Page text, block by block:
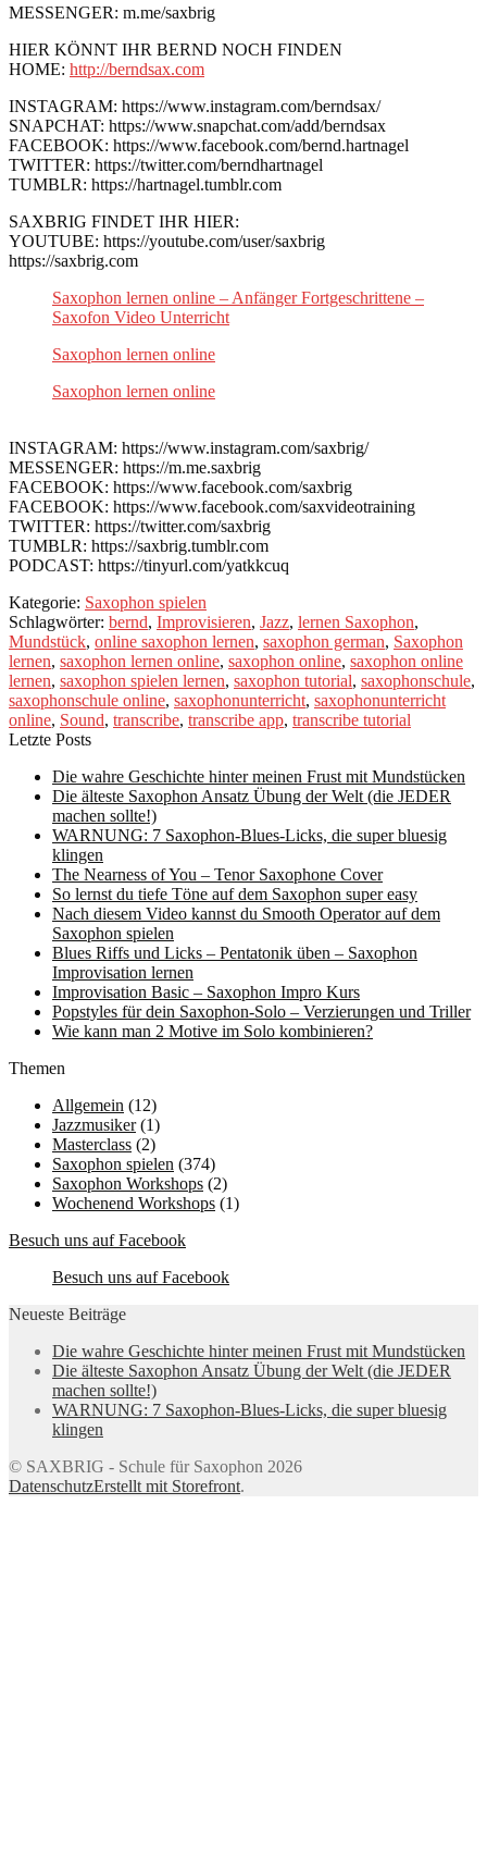
MESSENGER: m.me/saxbrig
HIER KÖNNT IHR BERND NOCH FINDEN
HOME: http://berndsax.com
INSTAGRAM: https://www.instagram.com/berndsax/
SNAPCHAT: https://www.snapchat.com/add/berndsax
FACEBOOK: https://www.facebook.com/bernd.hartnagel
TWITTER: https://twitter.com/berndhartnagel
TUMBLR: https://hartnagel.tumblr.com
SAXBRIG FINDET IHR HIER:
YOUTUBE: https://youtube.com/user/saxbrig
https://saxbrig.com
Saxophon lernen online – Anfänger Fortgeschrittene –
Saxofon Video Unterricht
Saxophon lernen online
Saxophon lernen online
INSTAGRAM: https://www.instagram.com/saxbrig/
MESSENGER: https://m.me.saxbrig
FACEBOOK: https://www.facebook.com/saxbrig
FACEBOOK: https://www.facebook.com/saxvideotraining
TWITTER: https://twitter.com/saxbrig
TUMBLR: https://saxbrig.tumblr.com
PODCAST: https://tinyurl.com/yatkkcuq
Kategorie: Saxophon spielen
Schlagwörter: bernd, Improvisieren, Jazz, lernen Saxophon,
Mundstück, online saxophon lernen, saxophon german, Saxophon
lernen, saxophon lernen online, saxophon online, saxophon online
lernen, saxophon spielen lernen, saxophon tutorial, saxophonschule,
saxophonschule online, saxophonunterricht, saxophonunterricht
online, Sound, transcribe, transcribe app, transcribe tutorial
Letzte Posts
Die wahre Geschichte hinter meinen Frust mit Mundstücken
Die älteste Saxophon Ansatz Übung der Welt (die JEDER
machen sollte!)
WARNUNG: 7 Saxophon-Blues-Licks, die super bluesig
klingen
The Nearness of You – Tenor Saxophone Cover
So lernst du tiefe Töne auf dem Saxophon super easy
Nach diesem Video kannst du Smooth Operator auf dem
Saxophon spielen
Blues Riffs und Licks – Pentatonik üben – Saxophon
Improvisation lernen
Improvisation Basic – Saxophon Impro Kurs
Popstyles für dein Saxophon-Solo – Verzierungen und Triller
Wie kann man 2 Motive im Solo kombinieren?
Themen
Allgemein (12)
Jazzmusiker(1)
Masterclass (2)
Saxophon spielen (374)
Saxophon Workshops (2)
Wochenend Workshops (1)
Besuch uns auf Facebook
Besuch uns auf Facebook
Neueste Beiträge
Die wahre Geschichte hinter meinen Frust mit Mundstücken
Die älteste Saxophon Ansatz Übung der Welt (die JEDER
machen sollte!)
WARNUNG: 7 Saxophon-Blues-Licks, die super bluesig
klingen
© SAXBRIG - Schule für Saxophon 2026
DatenschutzErstellt mit Storefront.